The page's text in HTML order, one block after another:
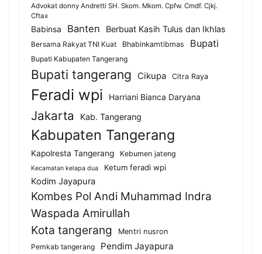
Advokat donny Andretti SH. Skom. Mkom. Cpfw. Cmdf. Cjkj.
Cftax
Babinsa Banten Berbuat Kasih Tulus dan Ikhlas
Bersama Rakyat TNI Kuat Bhabinkamtibmas Bupati
Bupati Kabupaten Tangerang
Bupati tangerang Cikupa Citra Raya
Feradi wpi Harriani Bianca Daryana
Jakarta Kab. Tangerang
Kabupaten Tangerang
Kapolresta Tangerang Kebumen jateng
Kecamatan kelapa dua Ketum feradi wpi
Kodim Jayapura
Kombes Pol Andi Muhammad Indra
Waspada Amirullah
Kota tangerang
Mentri nusron
Pemkab tangerang
Pendim Jayapura